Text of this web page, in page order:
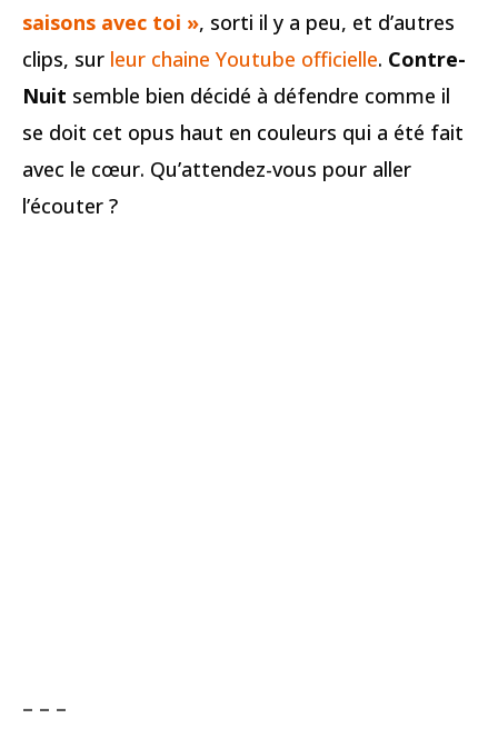
saisons avec toi », sorti il y a peu, et d’autres
clips, sur leur chaine Youtube officielle. Contre-
Nuit semble bien décidé à défendre comme il
se doit cet opus haut en couleurs qui a été fait
avec le cœur. Qu’attendez-vous pour aller
l’écouter ?
– – –